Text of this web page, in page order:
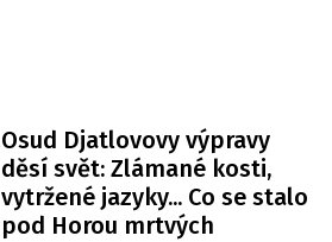
Osud Djatlovovy výpravy
děsí svět: Zlámané kosti,
vytržené jazyky... Co se stalo
pod Horou mrtvých